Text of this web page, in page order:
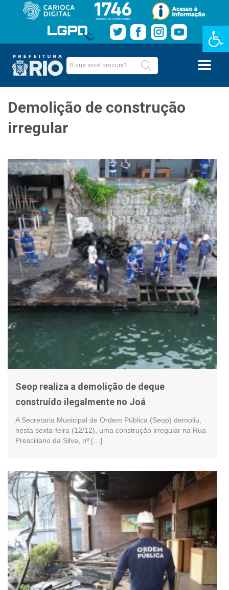
Barra de
Demolição de construção
irregular
Seop realiza a demolição de deque
construído ilegalmente no Joá
A Secretaria Municipal de Ordem Pública (Seop) demoliu,
nesta sexta-feira (12/12), uma construção irregular na Rua
Presciliano da Silva, nº […]